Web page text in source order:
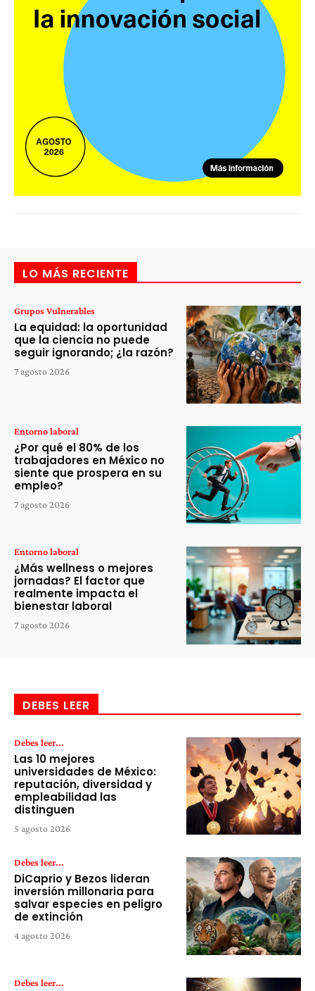
LO MÁS RECIENTE
Grupos Vulnerables
La equidad: la oportunidad
que la ciencia no puede
seguir ignorando; ¿la razón?
7 agosto 2026
Entorno laboral
¿Por qué el 80% de los
trabajadores en México no
siente que prospera en su
empleo?
7 agosto 2026
Entorno laboral
¿Más wellness o mejores
jornadas? El factor que
realmente impacta el
bienestar laboral
7 agosto 2026
DEBES LEER
Debes leer...
Las 10 mejores
universidades de México:
reputación, diversidad y
empleabilidad las
distinguen
5 agosto 2026
Debes leer...
DiCaprio y Bezos lideran
inversión millonaria para
salvar especies en peligro
de extinción
4 agosto 2026
Debes leer...